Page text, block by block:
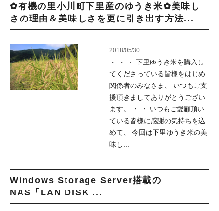
✿有機の里小川町下里産のゆうき米✿美味し
さの理由＆美味しさを更に引き出す方法...
2018/05/30
・ ・ ・ 下里ゆうき米を購入し
てくださっている皆様をはじめ
関係者のみなさま、 いつもご支
援頂きましてありがとうござい
ます。 ・ ・ いつもご愛顧頂い
ている皆様に感謝の気持ちを込
めて、 今回は下里ゆうき米の美
味し...
Windows Storage Server搭載の
NAS「LAN DISK ...